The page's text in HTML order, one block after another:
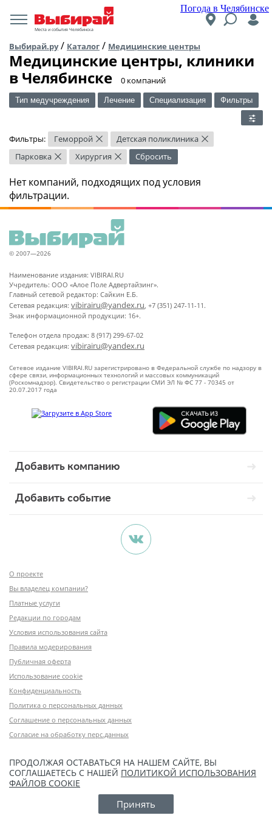
Погода в Челябинске
Места и события Челябинска
Выбирай.ру/ Каталог / Медицинские центры
Медицинские центры, клиники
в Челябинске
​0 компаний
Тип медучреждения Лечение Специализация Фильтры
Фильтры: Геморрой × Детская поликлиника ×
Парковка × Хирургия × Сбросить
Нет компаний, подходящих под условия
фильтрации.
© 2007—2026
Наименование издания: VIBIRAI.RU
Учредитель: ООО «Алое Поле Адвертайзинг».
Главный сетевой редактор: Сайкин Е.Б.
Сетевая редакция: vibirairu@yandex.ru, +7 (351) 247-11-11.
Знак информационной продукции: 16+.
Телефон отдела продаж: 8 (917) 299-67-02
Сетевая редакция: vibirairu@yandex.ru
Сетевое издание VIBIRAI.RU зарегистрировано в Федеральной службе по надзору в
сфере связи, информационных технологий и массовых коммуникаций
(Роскомнадзор). Свидетельство о регистрации СМИ ЭЛ № ФС 77 - 70345 от
20.07.2017 года
Добавить компанию
Добавить событие
О проекте
Вы владелец компании?
Платные услуги
Редакции по городам
Условия использования сайта
Правила модерирования
Публичная оферта
Использование cookie
Конфиденциальность
Политика о персональных данных
Соглашение о персональных данных
Согласие на обработку перс.данных
ПРОДОЛЖАЯ ОСТАВАТЬСЯ НА НАШЕМ САЙТЕ, ВЫ
СОГЛАШАЕТЕСЬ С НАШЕЙ ПОЛИТИКОЙ ИСПОЛЬЗОВАНИЯ
ФАЙЛОВ COOKIE
Принять